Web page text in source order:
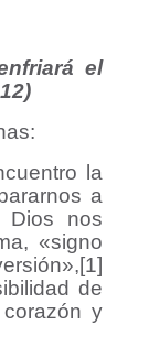
el
la
a
Dios nos
«signo
de
y